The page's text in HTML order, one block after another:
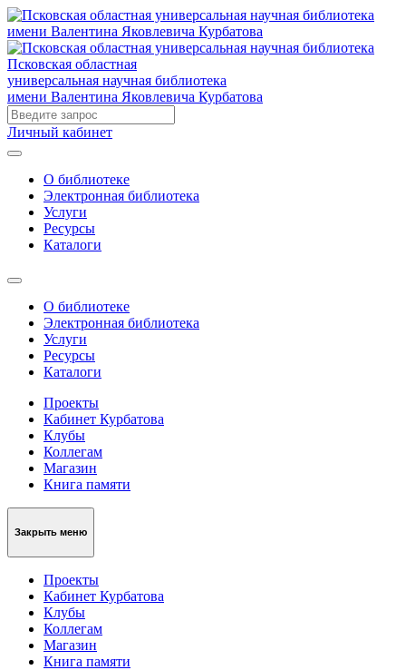
Псковская областная
универсальная научная библиотека
имени Валентина Яковлевича Курбатова
Личный кабинет
О библиотеке
Электронная библиотека
Услуги
Ресурсы
Каталоги
О библиотеке
Электронная библиотека
Услуги
Ресурсы
Каталоги
Проекты
Кабинет Курбатова
Клубы
Коллегам
Магазин
Книга памяти
Закрыть меню
Проекты
Кабинет Курбатова
Клубы
Коллегам
Магазин
Книга памяти